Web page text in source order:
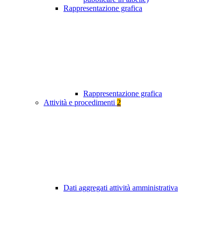
Rappresentazione grafica
Rappresentazione grafica
Attività e procedimenti 2
Dati aggregati attività amministrativa